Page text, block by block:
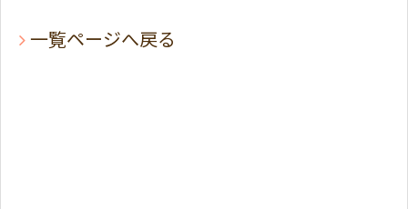
一覧ページへ戻る